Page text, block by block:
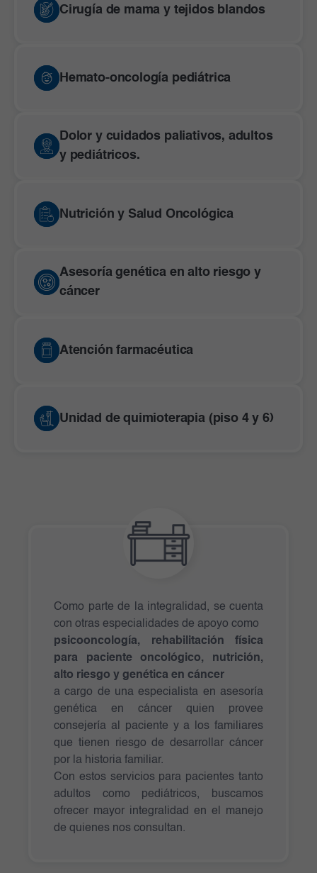
Cirugía de mama y tejidos blandos
Hemato-oncología pediátrica
Dolor y cuidados paliativos, adultos
y pediátricos.
Nutrición y Salud Oncológica
Asesoría genética en alto riesgo y
cáncer
Atención farmacéutica
Unidad de quimioterapia (piso 4 y 6)
Como parte de la integralidad, se cuenta
con otras especialidades de apoyo como
psicooncología, rehabilitación física
para paciente oncológico, nutrición,
alto riesgo y genética en cáncer
a cargo de una especialista en asesoría
genética en cáncer quien provee
consejería al paciente y a los familiares
que tienen riesgo de desarrollar cáncer
por la historia familiar.
Con estos servicios para pacientes tanto
adultos como pediátricos, buscamos
ofrecer mayor integralidad en el manejo
de quienes nos consultan.